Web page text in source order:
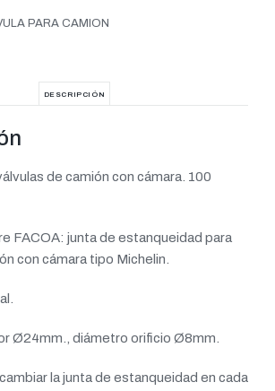
PARA CAMION
DESCRIPCIÓN
de camión con cámara. 100
FACOA: junta de estanqueidad para
con cámara tipo Michelin.
Ø24mm., diámetro orificio Ø8mm.
la junta de estanqueidad en cada